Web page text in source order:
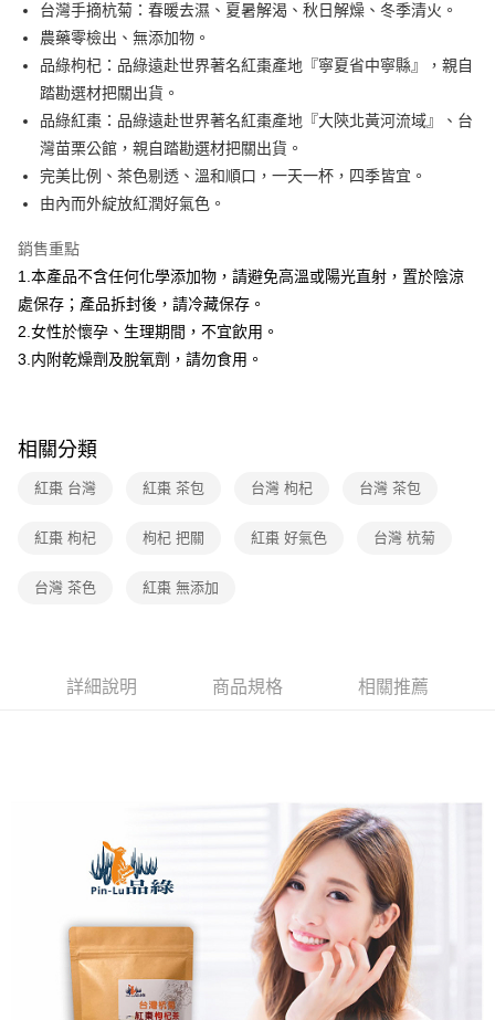
免運費
常溫-付款後全家取貨
免運費
台灣手摘杭菊：春暖去濕、夏暑解渴、秋日解燥、冬季清火。
農藥零檢出、無添加物。
品綠枸杞：品綠遠赴世界著名紅棗產地『寧夏省中寧縣』，親自
踏勘選材把關出貨。
品綠紅棗：品綠遠赴世界著名紅棗產地『大陝北黃河流域』、台
灣苗栗公館，親自踏勘選材把關出貨。
完美比例、茶色剔透、溫和順口，一天一杯，四季皆宜。
由內而外綻放紅潤好氣色。
銷售重點
1.本產品不含任何化學添加物，請避免高溫或陽光直射，置於陰涼
處保存；產品拆封後，請冷藏保存。
2.女性於懷孕、生理期間，不宜飲用。
3.内附乾燥劑及脫氧劑，請勿食用。
相關分類
紅棗 台灣 紅棗 茶包 台灣 枸杞 台灣 茶包
紅棗 枸杞 枸杞 把關 紅棗 好氣色 台灣 杭菊
台灣 茶色 紅棗 無添加
詳細說明 商品規格 相關推薦